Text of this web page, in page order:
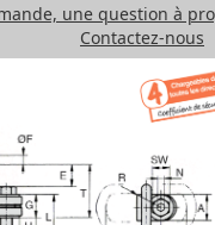
une question à
Contactez-nous